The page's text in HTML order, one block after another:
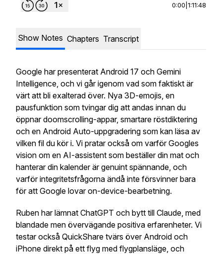
0:00 1:11:48
Show Notes Chapters Transcript
Google har presenterat Android 17 och Gemini
Intelligence, och vi går igenom vad som faktiskt är
värt att bli exalterad över. Nya 3D-emojis, en
pausfunktion som tvingar dig att andas innan du
öppnar doomscrolling-appar, smartare röstdiktering
och en Android Auto-uppgradering som kan läsa av
vilken fil du kör i. Vi pratar också om varför Googles
vision om en AI-assistent som beställer din mat och
hanterar din kalender är genuint spännande, och
varför integritetsfrågorna ändå inte försvinner bara
för att Google lovar on-device-bearbetning.
Ruben har lämnat ChatGPT och bytt till Claude, med
blandade men övervägande positiva erfarenheter. Vi
testar också QuickShare tvärs över Android och
iPhone direkt på ett flyg med flygplansläge, och